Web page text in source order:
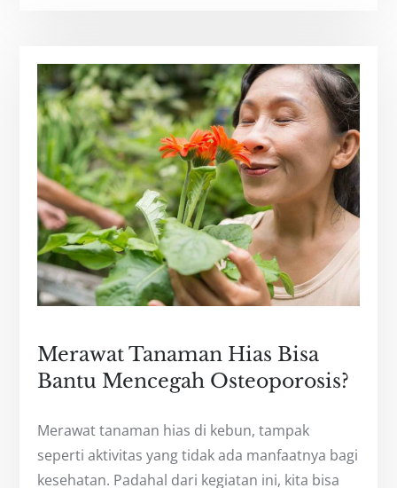
Merawat Tanaman Hias Bisa
Bantu Mencegah Osteoporosis?
Merawat tanaman hias di kebun, tampak
seperti aktivitas yang tidak ada manfaatnya bagi
kesehatan. Padahal dari kegiatan ini, kita bisa